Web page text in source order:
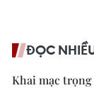
ĐỌC
Khai mạc